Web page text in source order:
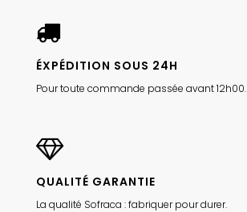
ÉXPÉDITION SOUS 24H
Pour toute commande passée avant 12h00.
QUALITÉ GARANTIE
La qualité Sofraca : fabriquer pour durer.